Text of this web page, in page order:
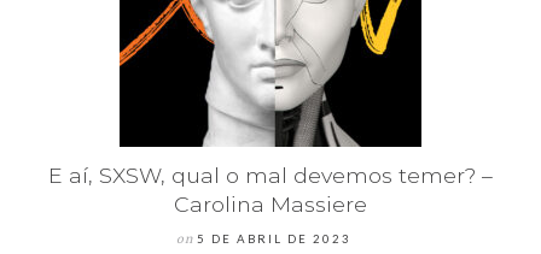
E aí, SXSW, qual o mal devemos temer? –
Carolina Massiere
on 5 DE ABRIL DE 2023